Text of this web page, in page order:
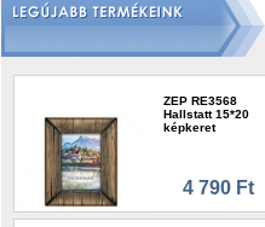
ZEP RE3568
Hallstatt 15*20
képkeret
4 790 Ft